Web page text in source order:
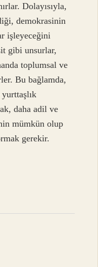
Dolayısıyla,
demokrasinin
işleyeceğini
gibi unsurlar,
toplumsal ve
Bu bağlamda,
daha adil ve
mümkün olup
gerekir.